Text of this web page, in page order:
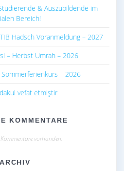
& Auszubildende im
Bereich!
Hadsch Voranmeldung – 2027
– Herbst Umrah – 2026
Sommerferienkurs – 2026
vefat etmiştir
KOMMENTARE
vorhanden.
ARCHIV